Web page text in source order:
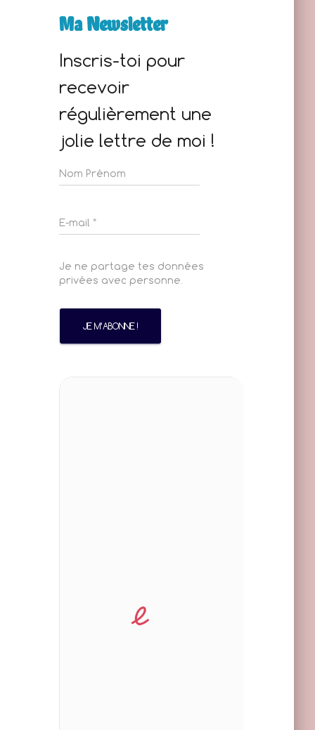
Ma Newsletter
Inscris-toi pour
recevoir
régulièrement une
jolie lettre de moi !
Je ne partage tes données
privées avec personne.